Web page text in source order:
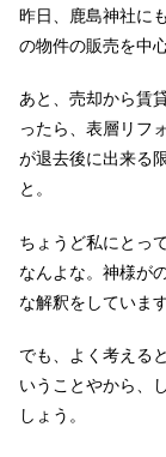
昨日、鹿島神社に
の物件の販売を中
あと、売却から賃
ったら、表層リフ
が退去後に出来る
と。
ちょうど私にとっ
なんよな。神様が
な解釈をしています
でも、よく考える
いうことやから、
しょう。